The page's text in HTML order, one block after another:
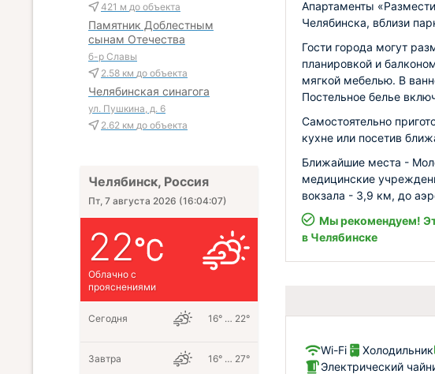
Апартаменты
Челябинска, вблизи
Гости города могут
планировкой и
мягкой мебелью. В
Постельное белье
Самостоятельно
кухне или посетив
Ближайшие места -
медицинские
вокзала - 3,9 км, до
Мы рекомендуем!
в Челябинске
Wi-Fi Холодильник
Электрический
421 м до объекта
Памятник Доблестным
сынам Отечества
б-р Славы
2.58 км до объекта
Челябинская синагога
ул. Пушкина, д. 6
2.62 км до объекта
Челябинск, Россия
Пт, 7 августа 2026 (16:04:08)
22
Облачно с
прояснениями
Сегодня 16° … 22°
Завтра 16° … 27°